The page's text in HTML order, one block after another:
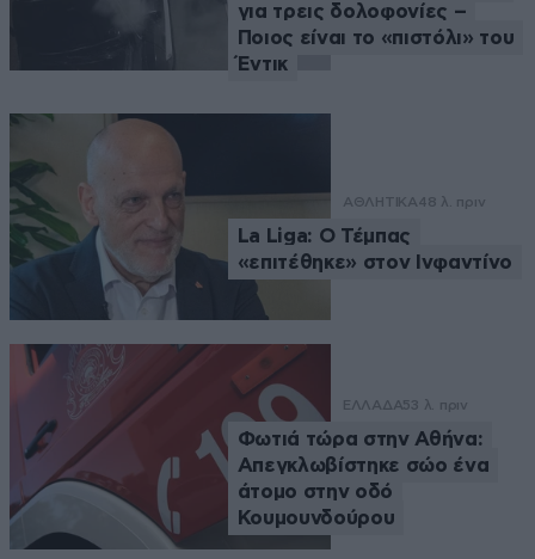
για τρεις δολοφονίες –
Ποιος είναι το «πιστόλι» του
Έντικ
ΑΘΛΗΤΙΚΑ48 λ. πριν
La Liga: Ο Τέμπας
«επιτέθηκε» στον Ινφαντίνο
ΕΛΛΑΔΑ53 λ. πριν
Φωτιά τώρα στην Αθήνα:
Απεγκλωβίστηκε σώο ένα
άτομο στην οδό
Κουμουνδούρου